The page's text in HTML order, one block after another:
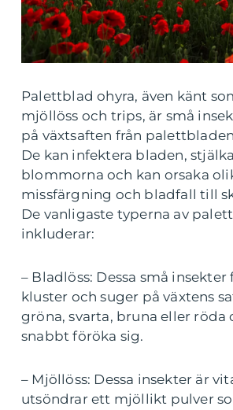
Palettblad ohyra, även känt
mjöllöss och trips, är små
på växtsaften från
De kan infektera bladen,
blommorna och kan orsaka
missfärgning och bladfall till
De vanligaste typerna av
inkluderar:
– Bladlöss: Dessa små insekter
kluster och suger på växtens
gröna, svarta, bruna eller röda
snabbt föröka sig.
– Mjöllöss: Dessa insekter är
utsöndrar ett mjöllikt pulver